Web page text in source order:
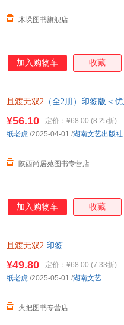
木垛图书旗舰店
加入购物车 收藏
且渡无双2 （全2册）印签版＜
¥56.10 定价： ¥68.00 (8.25折)
陕西尚居苑图书专营店
纸老虎 /2025-04-01 /湖南文艺出版社
加入购物车 收藏
且渡无双2 印签
¥49.80 定价： ¥68.00 (7.33折)
火把图书专营店
纸老虎 /2025-05-01 /湖南文艺